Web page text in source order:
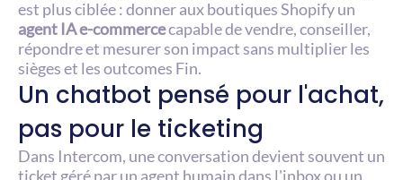
agent IA e-commerce capable de vendre, conseiller,
répondre et mesurer son impact sans multiplier les
sièges et les outcomes Fin.
Un chatbot pensé pour l'achat,
pas pour le ticketing
Dans Intercom, une conversation devient souvent un
ticket géré par un agent humain dans l'inbox ou un